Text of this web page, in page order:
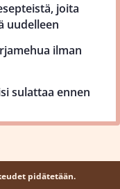
joita
uudelleen
ilman
sulattaa ennen
pidätetään.